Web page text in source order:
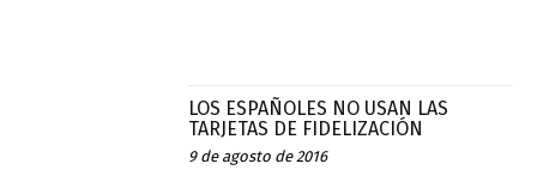
LOS ESPAÑOLES NO USAN LAS
TARJETAS DE FIDELIZACIÓN
9 de agosto de 2016